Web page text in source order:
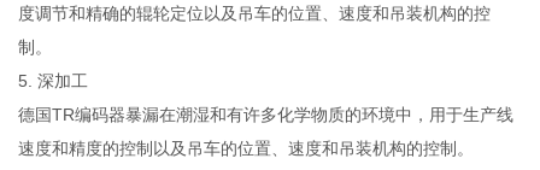
度调节和精确的辊轮定位以及吊车的位置、速度和吊装机构的控
制。
5. 深加工
德国TR编码器暴漏在潮湿和有许多化学物质的环境中，用于生产线
速度和精度的控制以及吊车的位置、速度和吊装机构的控制。